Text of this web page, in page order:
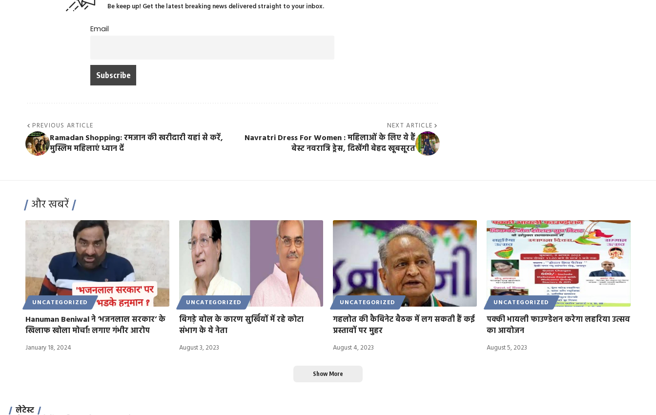
Be keep up! Get the latest breaking news delivered straight to your inbox.
Email
PREVIOUS ARTICLE
Ramadan Shopping: रमजान की खरीदारी यहां से करें,
मुस्लिम महिलाएं ध्यान दें
NEXT ARTICLE
Navratri Dress For Women : महिलाओं के लिए ये हैं
बेस्ट नवरात्रि ड्रेस, दिखेंगी बेहद खूबसूरत
और खबरें
UNCATEGORIZED
Hanuman Beniwal ने ‘भजनलाल सरकार’ के
खिलाफ खोला मोर्चा! लगाए गंभीर आरोप
January 18, 2024
UNCATEGORIZED
बिगड़े बोल के कारण सुर्खियों में रहे कोटा
संभाग के ये नेता
August 3, 2023
UNCATEGORIZED
गहलोत की कैबिनेट बैठक में लग सकती हैं कई
प्रस्तावों पर मुहर
August 4, 2023
UNCATEGORIZED
पक्की भायली फाउण्डेशन करेगा लहरिया उत्सव
का आयोजन
August 5, 2023
Show More
लेटेस्ट